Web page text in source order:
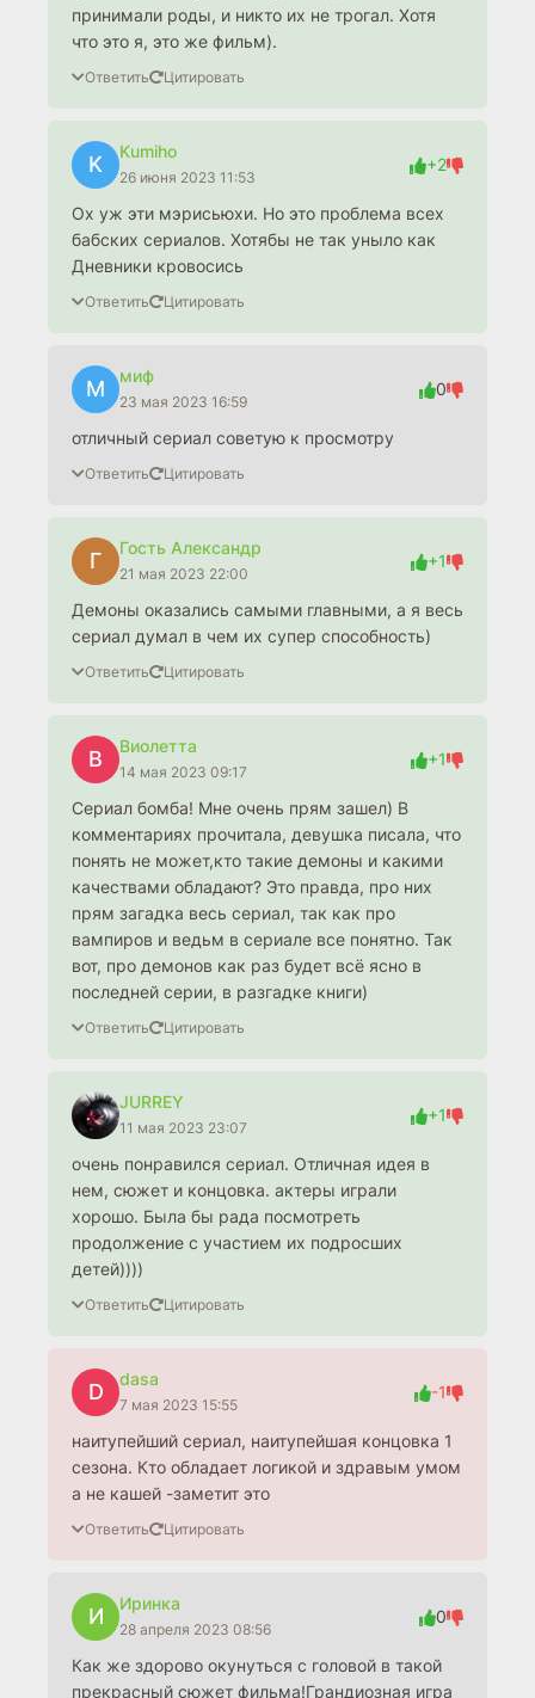
принимали роды, и никто их не трогал. Хотя
что это я, это же фильм).
Ответить Цитировать
K
Kumiho
26 июня 2023 11:53
+2
Ох уж эти мэрисьюхи. Но это проблема всех
бабских сериалов. Хотябы не так уныло как
Дневники кровосись
Ответить Цитировать
М
миф
23 мая 2023 16:59
0
отличный сериал советую к просмотру
Ответить Цитировать
Г
Гость Александр
21 мая 2023 22:00
+1
Демоны оказались самыми главными, а я весь
сериал думал в чем их супер способность)
Ответить Цитировать
В
Виолетта
14 мая 2023 09:17
+1
Сериал бомба! Мне очень прям зашел) В
комментариях прочитала, девушка писала, что
понять не может,кто такие демоны и какими
качествами обладают? Это правда, про них
прям загадка весь сериал, так как про
вампиров и ведьм в сериале все понятно. Так
вот, про демонов как раз будет всё ясно в
последней серии, в разгадке книги)
Ответить Цитировать
JURREY
11 мая 2023 23:07
+1
очень понравился сериал. Отличная идея в
нем, сюжет и концовка. актеры играли
хорошо. Была бы рада посмотреть
продолжение с участием их подросших
детей))))
Ответить Цитировать
D
dasa
7 мая 2023 15:55
-1
наитупейший сериал, наитупейшая концовка 1
сезона. Кто обладает логикой и здравым умом
а не кашей -заметит это
Ответить Цитировать
И
Иринка
28 апреля 2023 08:56
0
Как же здорово окунуться с головой в такой
прекрасный сюжет фильма!Грандиозная игра